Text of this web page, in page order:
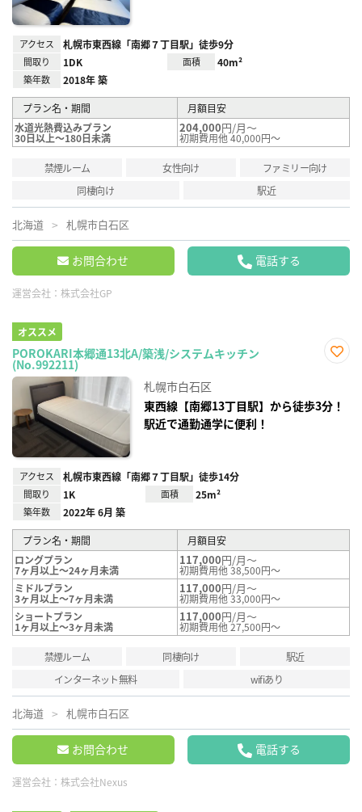
アクセス 札幌市東西線「南郷７丁目駅」徒歩9分
間取り 1DK 面積 40m²
築年数 2018年 築
プラン名・期間
月額目安
水道光熱費込みプラン
30日以上～180日未満
204,000円/月～
初期費用他 40,000円～
禁煙ルーム 女性向け
ファミリー向け
同棲向け
駅近
北海道 札幌市白石区
お問合わせ 電話する
運営会社： 株式会社GP
オススメ
POROKARI本郷通13北A/築浅/システムキッチン
(No.992211)
録
札幌市白石区
東西線【南郷13丁目駅】から徒歩3分！
駅近で通勤通学に便利！
アクセス 札幌市東西線「南郷７丁目駅」徒歩14分
間取り 1K 面積 25m²
築年数 2022年 6月 築
プラン名・期間
月額目安
ロングプラン
7ヶ月以上～24ヶ月未満
117,000円/月～
初期費用他 38,500円～
ミドルプラン
3ヶ月以上～7ヶ月未満
117,000円/月～
初期費用他 33,000円～
ショートプラン
1ヶ月以上～3ヶ月未満
117,000円/月～
初期費用他 27,500円～
禁煙ルーム 同棲向け
駅近
インターネット無料
wifiあり
北海道 札幌市白石区
お問合わせ 電話する
運営会社： 株式会社Nexus